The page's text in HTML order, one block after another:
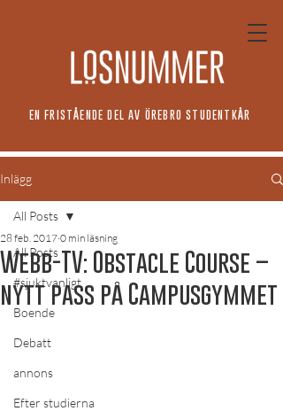
EN FRISTÅENDE DEL AV ÖREBRO STUDENTKÅR
Inlägg
All Posts
#sjuktvanligt
Boende
Debatt
annons
Efter studierna
All Posts
Webb-TV: Obstacle Course –
nytt pass på Campusgymmet
28 feb. 2017 0 min läsning